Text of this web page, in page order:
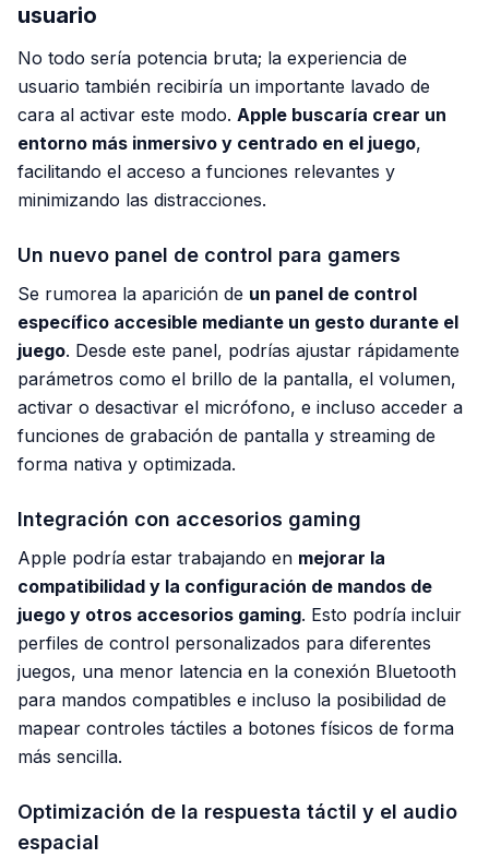
usuario
No todo sería potencia bruta; la experiencia de
usuario también recibiría un importante lavado de
cara al activar este modo. Apple buscaría crear un
entorno más inmersivo y centrado en el juego,
facilitando el acceso a funciones relevantes y
minimizando las distracciones.
Un nuevo panel de control para gamers
Se rumorea la aparición de un panel de control
específico accesible mediante un gesto durante el
juego. Desde este panel, podrías ajustar rápidamente
parámetros como el brillo de la pantalla, el volumen,
activar o desactivar el micrófono, e incluso acceder a
funciones de grabación de pantalla y streaming de
forma nativa y optimizada.
Integración con accesorios gaming
Apple podría estar trabajando en mejorar la
compatibilidad y la configuración de mandos de
juego y otros accesorios gaming. Esto podría incluir
perfiles de control personalizados para diferentes
juegos, una menor latencia en la conexión Bluetooth
para mandos compatibles e incluso la posibilidad de
mapear controles táctiles a botones físicos de forma
más sencilla.
Optimización de la respuesta táctil y el audio
espacial